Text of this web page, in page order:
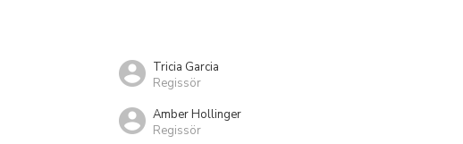
Tricia Garcia
Regissör
Amber Hollinger
Regissör